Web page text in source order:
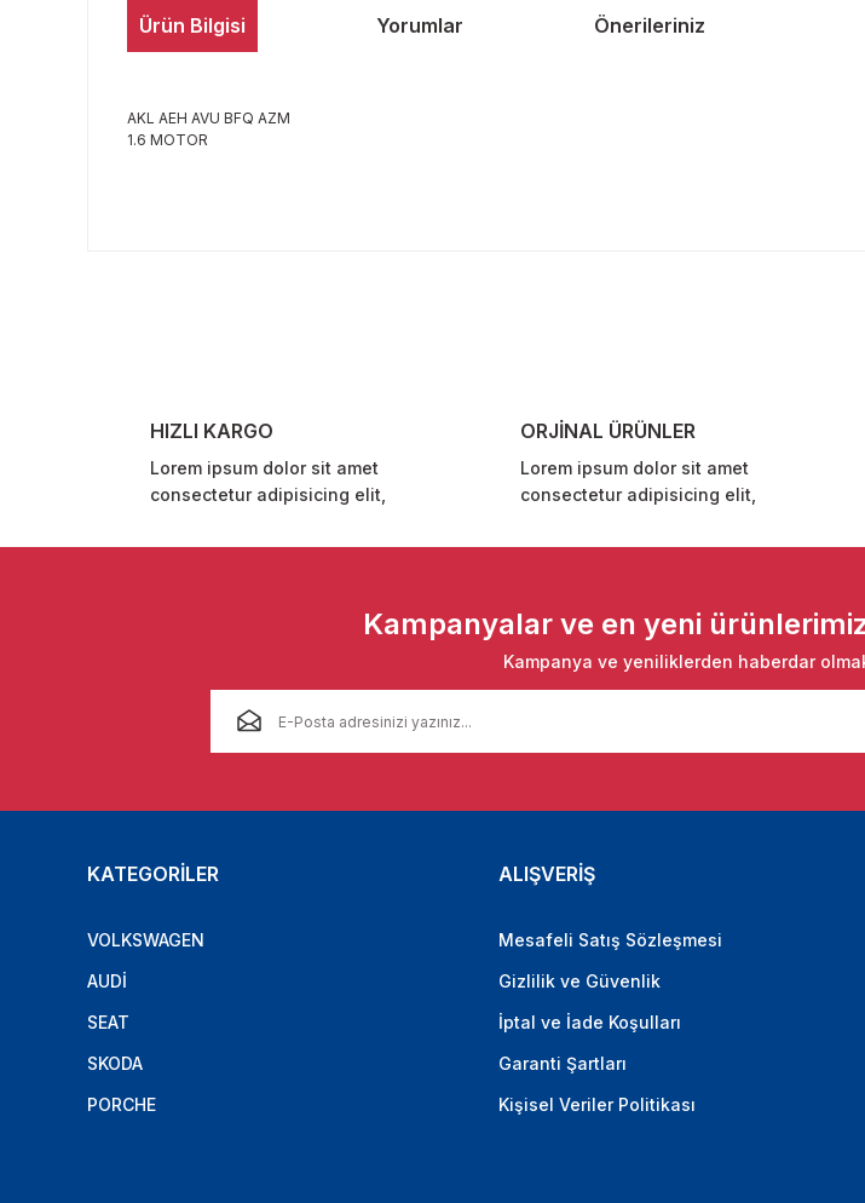
Ürün Bilgisi Yorumlar Önerileriniz
AKL AEH AVU BFQ AZM
1.6 MOTOR
Bu ürüne benzer farklı alternatifler olmalı.
HIZLI KARGO
Lorem ipsum dolor sit amet
consectetur adipisicing elit,
ORJİNAL ÜRÜNLER
Lorem ipsum dolor sit amet
consectetur adipisicing elit,
Kampanyalar ve en yeni
Kampanya ve yeniliklerden haberdar
KATEGORİLER
VOLKSWAGEN
AUDİ
SEAT
SKODA
PORCHE
ALIŞVERİŞ
Mesafeli Satış Sözleşmesi
Gizlilik ve Güvenlik
İptal ve İade Koşulları
Garanti Şartları
Kişisel Veriler Politikası